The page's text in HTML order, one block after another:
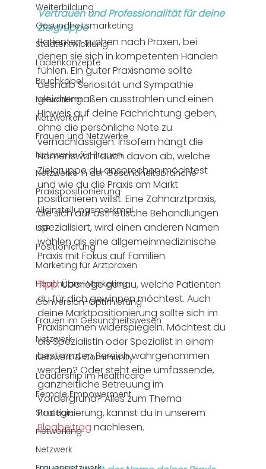
Weiterbildung
Gesundheitsmarketing
Stadtentwicklung
Ladenkonzepte
Bruchköbel
Networking
Netzwerken
Frauen und Netzwerke
Netzwerke für Frauen
Netzwerke in der Gesundheitsbranche
Praxispositionierung
Alleinstellungsmerkmal
USP
Positionierung
Marketing für Arztpraxen
Healthcare-Marketing
Conversion-Optimierung
Frauen im Gesundheitswesen
Netzwerk
Netzwerk & Community
Leadership im Healthcare
Female Empowerment
Strategie
networking
Netzwerk
Vertrauen und Professionalität für deine
Zielgruppe
Patienten suchen nach Praxen, bei
denen sie sich in kompetenten Händen
fühlen. Ein guter Praxisname sollte
deshalb Seriosität und Sympathie
gleichermaßen ausstrahlen und einen
Hinweis auf deine Fachrichtung geben,
ohne die persönliche Note zu
vernachlässigen. Insofern hängt die
Namenswahl auch davon ab, welche
Zielgruppe du ansprechen möchtest
und wie du die Praxis am Markt
positionieren willst. Eine Zahnarztpraxis,
die sich auf ästhetische Behandlungen
spezialisiert, wird einen anderen Namen
wählen als eine allgemeinmedizinische
Praxis mit Fokus auf Familien.
Tipp: Überlege genau, welche Patienten
du für dich gewinnen möchtest. Auch
deine Marktpositionierung sollte sich im
Praxisnamen widerspiegeln. Möchtest du
als Spezialistin oder Spezialist in einem
bestimmten Bereich wahrgenommen
werden? Oder steht eine umfassende,
ganzheitliche Betreuung im
Vordergrund? Alles zum Thema
Positionierung, kannst du in unserem
Blogbeitrag nachlesen.